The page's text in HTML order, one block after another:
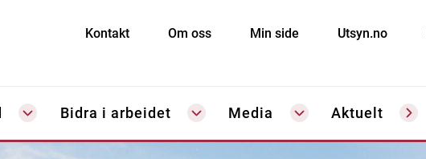
Kontakt Om oss Min side Utsyn.no
Bidra i arbeidet Media Aktuelt